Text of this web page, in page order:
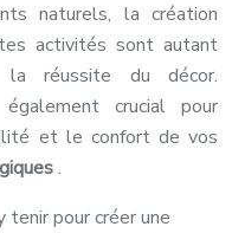
naturels, la création
activités sont autant
la réussite du décor.
également crucial pour
et le confort de vos
.
tenir pour créer une